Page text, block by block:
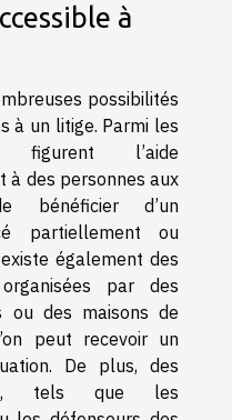
à
possibilités
à un litige. Parmi les
figurent l’aide
à des personnes aux
bénéficier d’un
partiellement ou
également des
par des
ou des maisons de
peut recevoir un
De plus, des
tels que les